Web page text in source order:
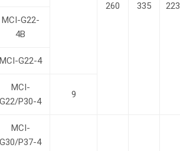
260
335 223
MCI-G22-
4B
MCI-G22-4
MCI-
G22/P30-4
9
MCI-
G30/P37-4